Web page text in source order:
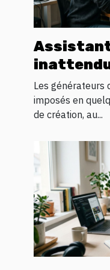
Assistant
Les générateurs
imposés en
de création, au...